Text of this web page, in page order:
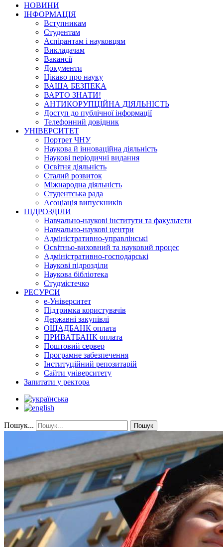
НОВИНИ
ІНФОРМАЦІЯ
Вступникам
Студентам
Аспірантам і науковцям
Викладачам
Вакансії
Документи
Цікаво про науку
ВАША БЕЗПЕКА
ВАРТО ЗНАТИ!
АНТИКОРУПЦІЙНА ДІЯЛЬНІСТЬ
Доступ до публічної інформації
Телефонний довідник
УНІВЕРСИТЕТ
Портрет ЧНУ
Наукова й інноваційна діяльність
Наукові періодичні видання
Освітня діяльність
Сталий розвиток
Міжнародна діяльність
Студентська рада
Асоціація випускників
ПІДРОЗДІЛИ
Навчально-наукові інститути та факультети
Навчально-наукові центри
Адміністративно-управлінські
Освітньо-виховний та науковий процес
Адміністративно-господарські
Наукові підрозділи
Наукова бібліотека
Студмістечко
РЕСУРСИ
е-Університет
Підтримка користувачів
Державні закупівлі
ОЩАДБАНК оплата
ПРИВАТБАНК оплата
Поштовий сервер
Програмне забезпечення
Інституційний репозитарій
Сайти університету
Запитати у ректора
Пошук... Пошук